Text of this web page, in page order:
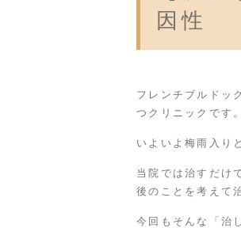
因性
フレンチブルドッ
つクリニックです。
いよいよ梅雨入り
当院では治すだけ
後のことを考えて
今回もそんな「治